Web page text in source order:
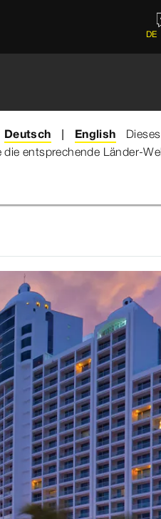
DE
Deutsch English
entsprechende Länder-